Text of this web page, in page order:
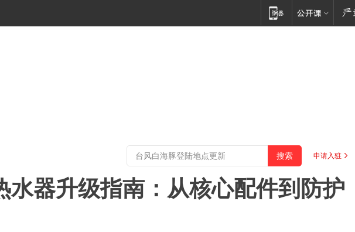
申请入驻
水器升级指南：从核心配件到防护